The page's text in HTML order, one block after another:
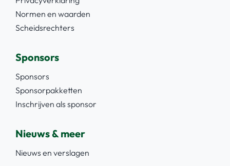
Normen en waarden
Scheidsrechters
Sponsors
Sponsors
Sponsorpakketten
Inschrijven als sponsor
Nieuws & meer
Nieuws en verslagen